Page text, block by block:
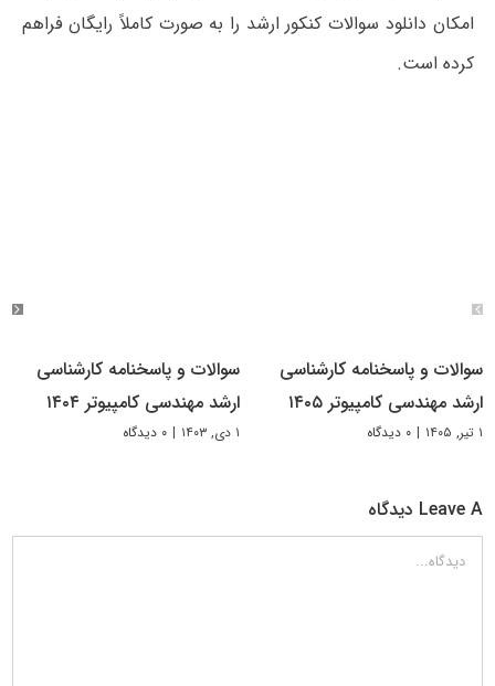
امکان دانلود سوالات کنکور ارشد را به صورت کاملاً رایگان فراهم
کرده است.
سوالات و پاسخنامه کارشناسی
ارشد مهندسی کامپیوتر ۱۴۰۵
۱ تیر, ۱۴۰۵ | ۰ دیدگاه
سوالات و پاسخنامه کارشناسی
ارشد مهندسی کامپیوتر ۱۴۰۴
۱ دی, ۱۴۰۳ | ۰ دیدگاه
Leave A دیدگاه
دیدگاه